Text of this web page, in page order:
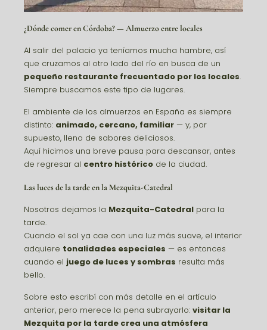
¿Dónde comer enCórdoba? — Almuerzo entre locales
Al salir del palacio ya teníamos mucha hambre, así
que cruzamos al otro lado del río en busca de un
pequeño restaurante frecuentado por los locales.
Siempre buscamos este tipo de lugares.
El ambiente de los almuerzos en España es siempre
distinto: animado, cercano, familiar — y, por
supuesto, lleno de sabores deliciosos.
Aquí hicimos una breve pausa para descansar, antes
de regresar al centro histórico de la ciudad.
Las luces de la tarde en laMezquita-Catedral
Nosotros dejamos la Mezquita-Catedral para la
tarde.
Cuando el sol ya cae con una luz más suave, el interior
adquiere tonalidades especiales — es entonces
cuando el juego de luces y sombras resulta más
bello.
Sobre esto escribí con más detalle en el artículo
anterior, pero merece la pena subrayarlo: visitar la
Mezquita por la tarde crea una atmósfera